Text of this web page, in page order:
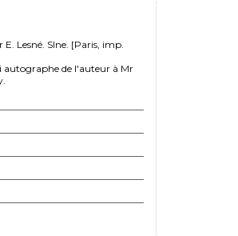
Lesné. Slne. [Paris, imp.
autographe de l'auteur à Mr